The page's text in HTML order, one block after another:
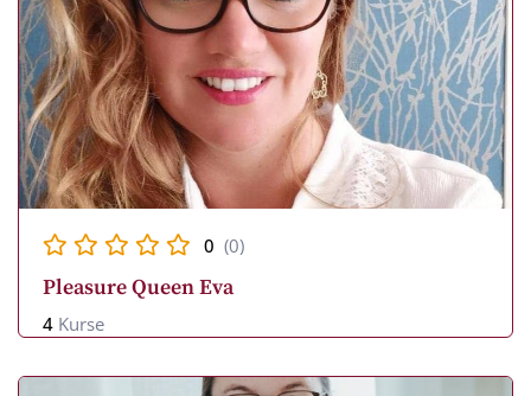
0 (0)
Pleasure Queen Eva
4 Kurse